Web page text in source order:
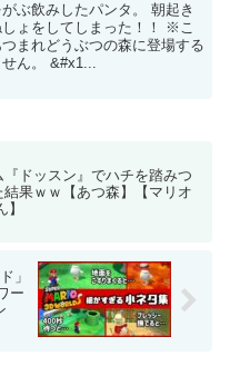
ぶ飲みしたパンタ。 朝起き
ょをしてしまった！！ ※こ
まれどうぶつの森に登場する
ん。 &#x1...
『ドッスン』でハチを踏みつ
結果ｗｗ【あつ森】【マリオ
」
ー